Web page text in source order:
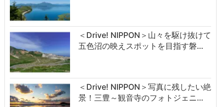
＜Drive! NIPPON＞山々を駆け抜けて
五色沼の映えスポットを目指す磐…
＜Drive! NIPPON＞写真に残したい絶
景！三豊～観音寺のフォトジェニ…